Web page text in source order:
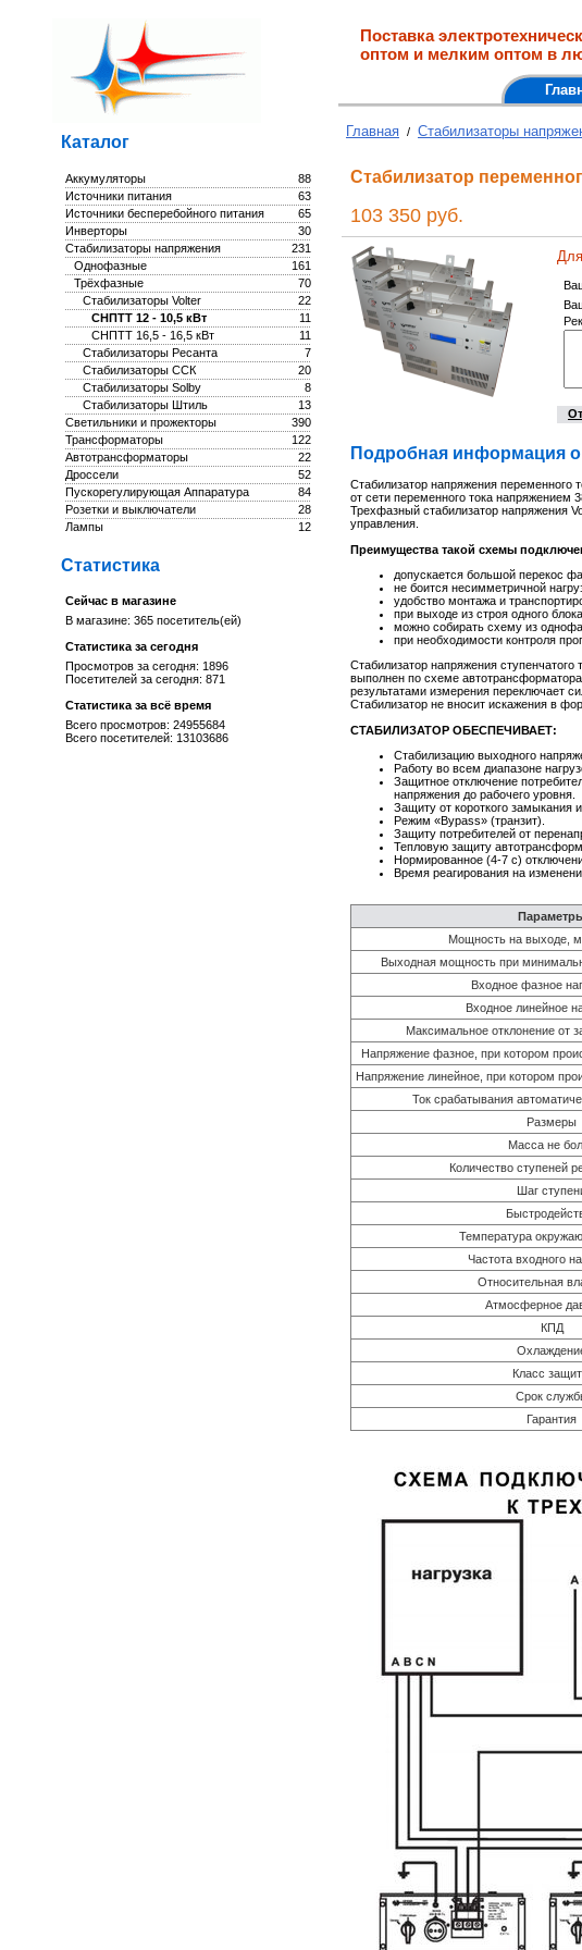
Поставка
оптом и мелким оптом в
Каталог
88
Аккумуляторы
63
Источники питания
65
Источники бесперебойного питания
30
Инверторы
231
Стабилизаторы напряжения
161
Однофазные
70
Трёхфазные
22
Стабилизаторы Volter
11
СНПТТ 12 - 10,5 кВт
11
СНПТТ 16,5 - 16,5 кВт
7
Стабилизаторы Ресанта
20
Стабилизаторы ССК
8
Стабилизаторы Solby
13
Стабилизаторы Штиль
390
Светильники и прожекторы
122
Трансформаторы
22
Автотрансформаторы
52
Дроссели
84
Пускорегулирующая Аппаратура
28
Розетки и выключатели
12
Лампы
Статистика
Сейчас в магазине
В магазине: 365 посетитель(ей)
Статистика за сегодня
Просмотров за сегодня: 1896
Посетителей за сегодня: 871
Статистика за всё время
Всего просмотров: 24955684
Всего посетителей: 13103686
Главная / Стабилизаторы
Стабилизатор
103 350 руб.
Подробная информация о
Стабилизатор напряжения
от сети переменного тока
Трехфазный стабилизатор напряжения
управления.
Преимущества такой схемы
допускается большой перекос
не боится несимметричной
удобство монтажа и
при выходе из строя одного
можно собирать схему из
при необходимости контроля
Стабилизатор напряжения
выполнен по схеме
результатами измерения переключает
Стабилизатор не вносит искажения в
СТАБИЛИЗАТОР ОБЕСПЕЧИВАЕТ:
Стабилизацию выходного
Работу во всем диапазоне
Защитное отключение
напряжения до рабочего уровня.
Защиту от короткого замыкания
Режим «Bypass» (транзит).
Защиту потребителей от
Тепловую защиту
Нормированное (4-7 с)
Время реагирования на
Мощность на выходе,
Выходная мощность при
Входное фазное
Входное линейное
Максимальное отклонение от
Напряжение фазное, при котором
Напряжение линейное, при котором
Ток срабатывания
Размеры
Масса не
Количество ступеней
Шаг
Температура
Частота входного
Относительная
Атмосферное
КПД
Класс
Срок
Гарантия